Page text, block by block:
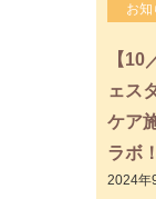
お知
【
ェス
ケア
ラボ！
2024年